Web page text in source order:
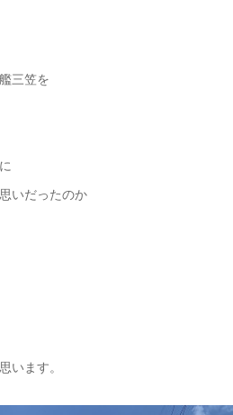
三笠を
いだったのか
います。